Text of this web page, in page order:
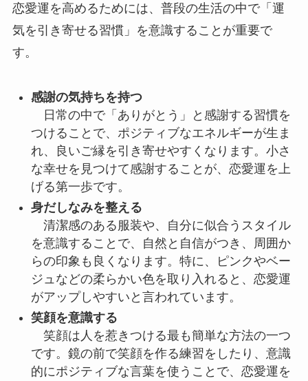
恋愛運を高めるためには、普段の生活の中で「運
気を引き寄せる習慣」を意識することが重要で
す。
感謝の気持ちを持つ
日常の中で「ありがとう」と感謝する習慣を
つけることで、ポジティブなエネルギーが生ま
れ、良いご縁を引き寄せやすくなります。小さ
な幸せを見つけて感謝することが、恋愛運を上
げる第一歩です。
身だしなみを整える
清潔感のある服装や、自分に似合うスタイル
を意識することで、自然と自信がつき、周囲か
らの印象も良くなります。特に、ピンクやベー
ジュなどの柔らかい色を取り入れると、恋愛運
がアップしやすいと言われています。
笑顔を意識する
笑顔は人を惹きつける最も簡単な方法の一つ
です。鏡の前で笑顔を作る練習をしたり、意識
的にポジティブな言葉を使うことで、恋愛運を